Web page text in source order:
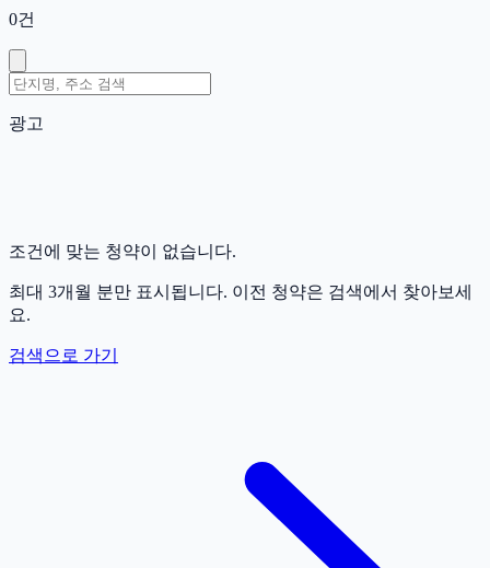
0건
광고
조건에 맞는 청약이 없습니다.
최대 3개월 분만 표시됩니다. 이전 청약은 검색에서 찾아보세
요.
검색으로 가기